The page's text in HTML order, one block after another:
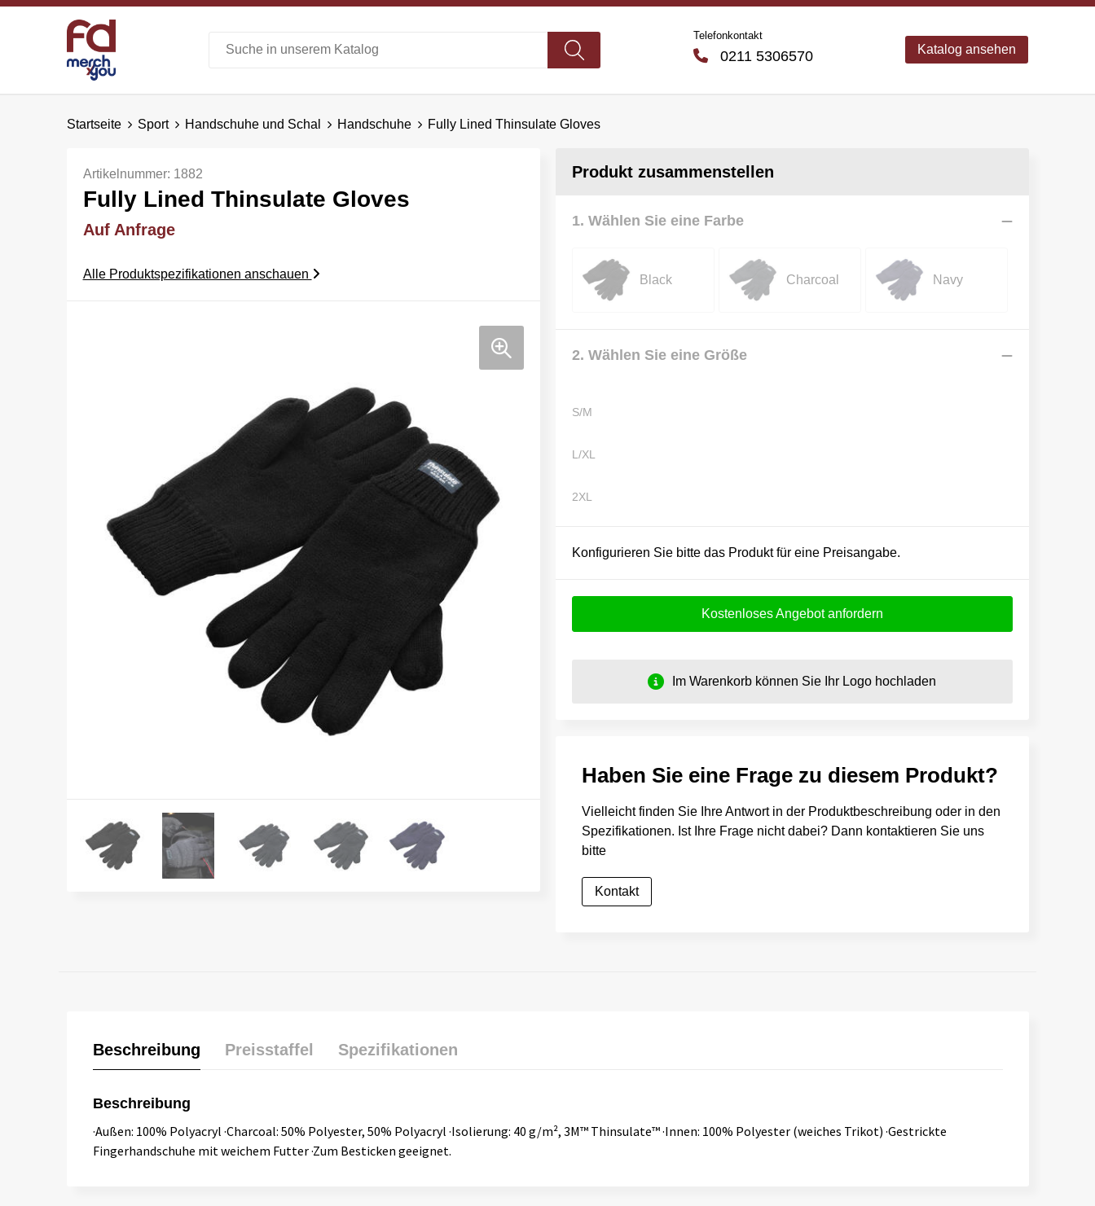
Telefonkontakt
0211 5306570 Katalog ansehen
Startseite Sport Handschuhe und Schal Handschuhe Fully Lined Thinsulate Gloves
Artikelnummer: 1882
Fully Lined Thinsulate Gloves
Auf Anfrage
Alle Produktspezifikationen anschauen
Produkt zusammenstellen
1. Wählen Sie eine Farbe
Black Charcoal Navy
2. Wählen Sie eine Größe
S/M
L/XL
2XL
Konfigurieren Sie bitte das Produkt für eine Preisangabe.
Kostenloses Angebot anfordern
Im Warenkorb können Sie Ihr Logo hochladen
Haben Sie eine Frage zu diesem Produkt?
Vielleicht finden Sie Ihre Antwort in der Produktbeschreibung oder in den
Spezifikationen. Ist Ihre Frage nicht dabei? Dann kontaktieren Sie uns
bitte
Kontakt
Beschreibung Preisstaffel Spezifikationen
Beschreibung
·Außen: 100% Polyacryl ·Charcoal: 50% Polyester, 50% Polyacryl ·Isolierung: 40 g/m², 3M™ Thinsulate™ ·Innen: 100% Polyester (weiches Trikot) ·Gestrickte
Fingerhandschuhe mit weichem Futter ·Zum Besticken geeignet.